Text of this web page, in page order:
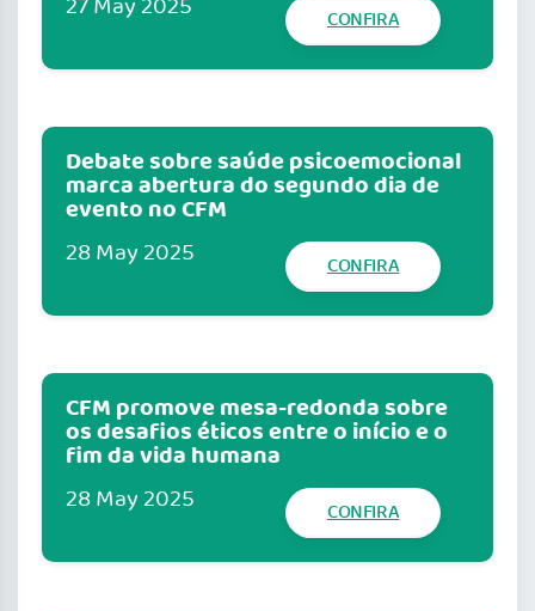
27 May 2025 CONFIRA
Debate sobre saúde psicoemocional
marca abertura do segundo dia de
evento no CFM
28 May 2025 CONFIRA
CFM promove mesa-redonda sobre
os desafios éticos entre o início e o
fim da vida humana
28 May 2025 CONFIRA